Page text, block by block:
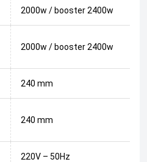
2000w / booster 2400w
2000w / booster 2400w
240 mm
240 mm
220V – 50Hz